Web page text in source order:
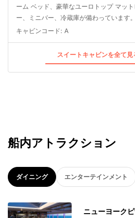
ーム ベッド、豪華なユーロトップ マッ
ー、ミニバー、冷蔵庫が備わっています。
キャビンコード: A
スイートキャビンを全て見
船内アトラクション
ダイニング エンターテインメント
ニューヨーク